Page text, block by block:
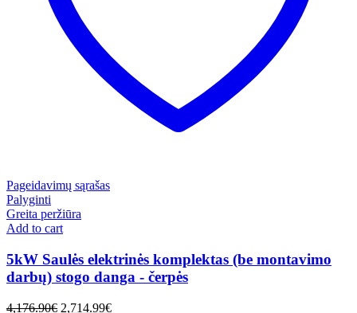
Pageidavimų sąrašas
Palyginti
Greita peržiūra
Add to cart
5kW Saulės elektrinės komplektas (be montavimo
darbų) stogo danga - čerpės
4,176.90€ 2,714.99€